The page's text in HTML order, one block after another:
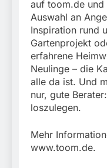
auf toom.de
Auswahl an
Inspiration rund
Gartenprojekt
erfahrene
Neulinge – die
alle da ist. Und
nur, gute
loszulegen.
Mehr
www.toom.de.